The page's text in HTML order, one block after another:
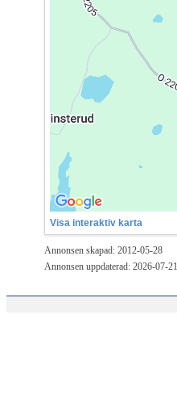
Visa interaktiv karta
Annonsen skapad: 2012-05-28
Annonsen uppdaterad: 2026-07-21